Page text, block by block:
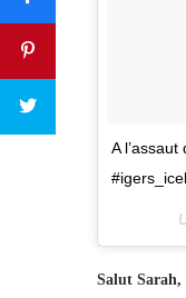
A
Salut Sarah,